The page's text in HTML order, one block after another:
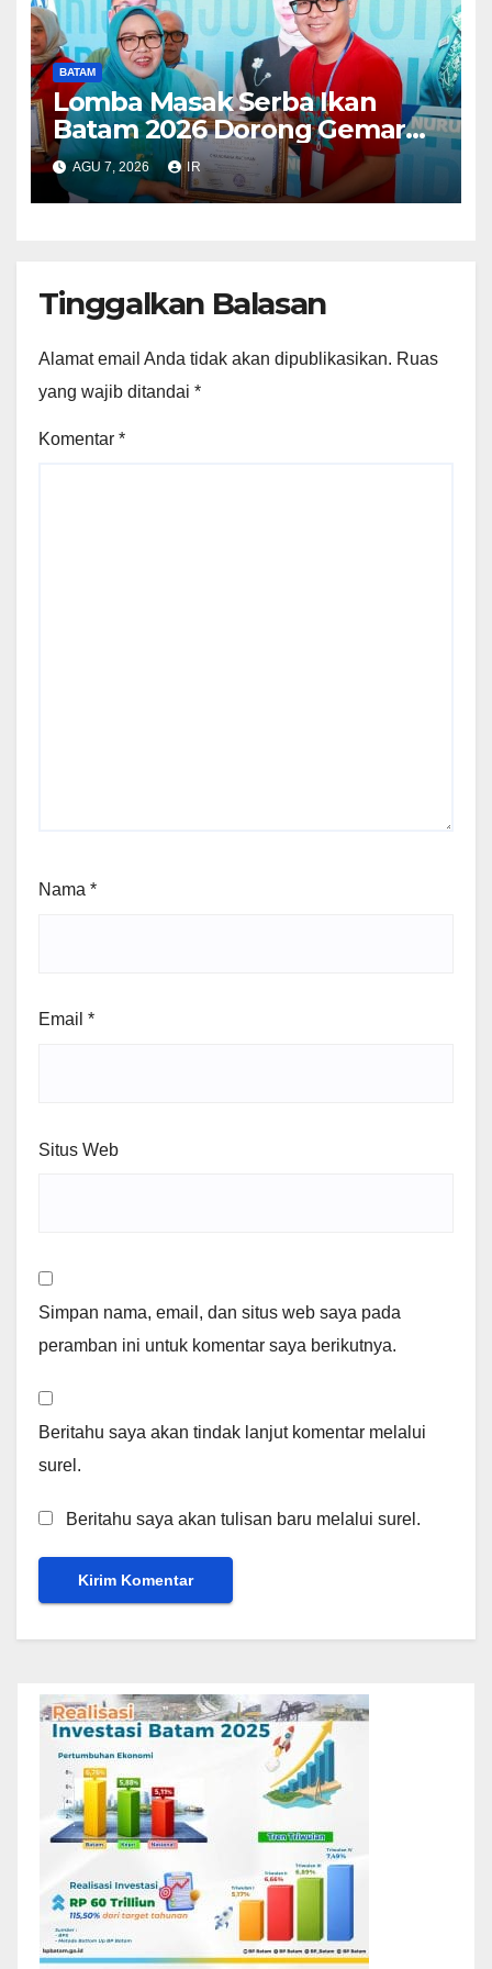
BATAM
Lomba Masak Serba Ikan
Batam 2026 Dorong Gemar
Makan Ikan
AGU 7, 2026 IR
Tinggalkan Balasan
Alamat email Anda tidak akan dipublikasikan. Ruas
yang wajib ditandai *
Komentar *
Nama *
Email *
Situs Web
Simpan nama, email, dan situs web saya pada
peramban ini untuk komentar saya berikutnya.
Beritahu saya akan tindak lanjut komentar melalui
surel.
Beritahu saya akan tulisan baru melalui surel.